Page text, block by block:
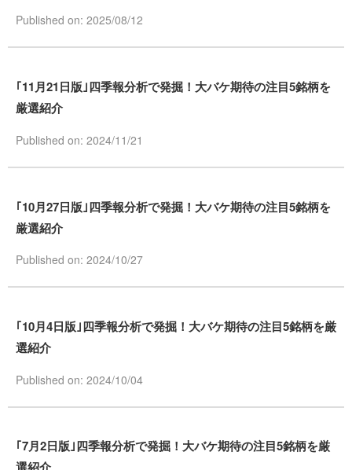
Published on: 2025/08/12
｢11月21日版｣四季報分析で発掘！大バケ期待の注目5銘柄を
厳選紹介
Published on: 2024/11/21
｢10月27日版｣四季報分析で発掘！大バケ期待の注目5銘柄を
厳選紹介
Published on: 2024/10/27
｢10月4日版｣四季報分析で発掘！大バケ期待の注目5銘柄を厳
選紹介
Published on: 2024/10/04
｢7月2日版｣四季報分析で発掘！大バケ期待の注目5銘柄を厳